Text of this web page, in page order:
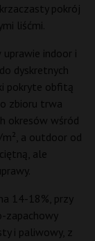
pokrój
liśćmi.
indoor i
dyskretnych
pokryte obfitą
zbioru trwa
okresów wśród
a outdoor od
ale
14-18%, przy
zapachowy
i paliwowy, z